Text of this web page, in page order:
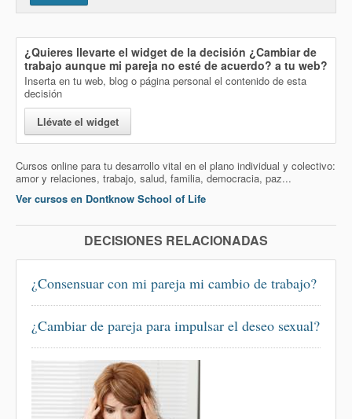
¿Quieres llevarte el widget de la decisión ¿Cambiar de
trabajo aunque mi pareja no esté de acuerdo? a tu web?
Inserta en tu web, blog o página personal el contenido de esta
decisión
Llévate el widget
Cursos online para tu desarrollo vital en el plano individual y colectivo:
amor y relaciones, trabajo, salud, familia, democracia, paz...
Ver cursos en Dontknow School of Life
DECISIONES RELACIONADAS
¿Consensuar con mi pareja mi cambio de trabajo?
¿Cambiar de pareja para impulsar el deseo sexual?